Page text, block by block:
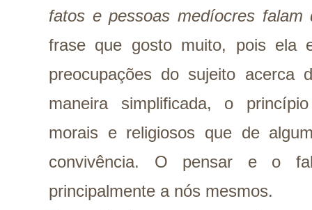
fatos e pessoas medíocres falam
frase que gosto muito, pois ela
preocupações do sujeito
maneira simplificada, o
morais e religiosos que de
convivência. O pensar e o
principalmente a nós mesmos.